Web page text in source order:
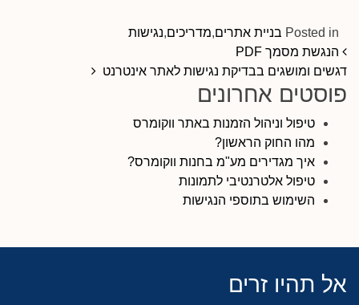
Posted in בניית אתרים,מדריכים,נגישות
ניווט בפרסומים
הנגשת מסמך PDF
דגשים ומושגים בבדיקת נגישות לאתר אינטרנט
פוסטים אחרונים
טיפול וניהול הזמנות באתר ווקומרס
מהו החוק הראשון?
איך מגדירים מע"מ בחנות ווקומרס?
טיפול אלטרנטיבי לתמונות
השימוש בתוספי הנגישות
אל תהיו זרים